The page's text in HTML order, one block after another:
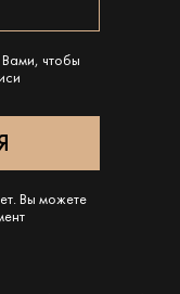
Вами, чтобы
Вы можете